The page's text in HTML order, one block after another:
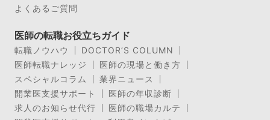
よくあるご質問
医師の転職お役立ちガイド
転職ノウハウ
DOCTOR’S COLUMN
医師転職ナレッジ
医師の現場と働き方
スペシャルコラム
業界ニュース
開業医支援サポート
医師の年収診断
求人のお知らせ代行
医師の職場カルテ